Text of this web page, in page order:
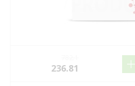
236.81